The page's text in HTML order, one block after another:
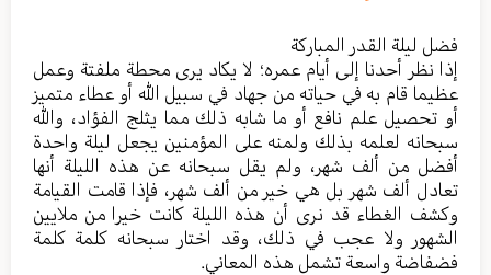
فضل ليلة القدر المباركة
إذا نظر أحدنا إلى أيام عمره؛ لا يكاد يرى محطة ملفتة وعمل
عظيما قام به في حياته من جهاد في سبيل الله أو عطاء متميز
أو تحصيل علم نافع أو ما شابه ذلك مما يثلج الفؤاد، والله
سبحانه لعلمه بذلك ولمنه على المؤمنين يجعل ليلة واحدة
أفضل من ألف شهر، ولم يقل سبحانه عن هذه الليلة أنها
تعادل ألف شهر بل هي خير من ألف شهر، فإذا قامت القيامة
وكشف الغطاء قد نرى أن هذه الليلة كانت خيرا من ملايين
الشهور ولا عجب في ذلك، وقد اختار سبحانه كلمة كلمة
فضفاضة واسعة تشمل هذه المعاني.